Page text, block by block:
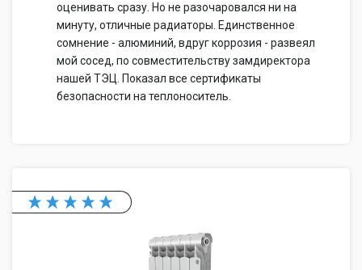
оценивать сразу. Но не разочаровался ни на
минуту, отличные радиаторы. Единственное
сомнение - алюминий, вдруг коррозия - развеял
мой сосед, по совместительству замдиректора
нашей ТЭЦ. Показал все сертификаты
безопасности на теплоноситель.